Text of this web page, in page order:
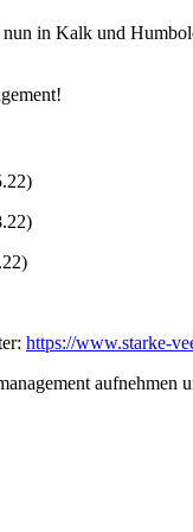
nun in Kalk und
https://www.starke-